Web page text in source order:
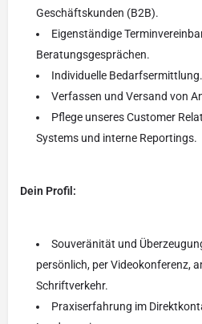
Geschäftskunden (B2B).
Eigenständige
Beratungsgesprächen.
Individuelle Bedarfsermittlung.
Verfassen und Versand von
Pflege unseres Customer
Systems und interne Reportings.
Dein Profil:
Souveränität und
persönlich, per Videokonferenz,
Schriftverkehr.
Praxiserfahrung im